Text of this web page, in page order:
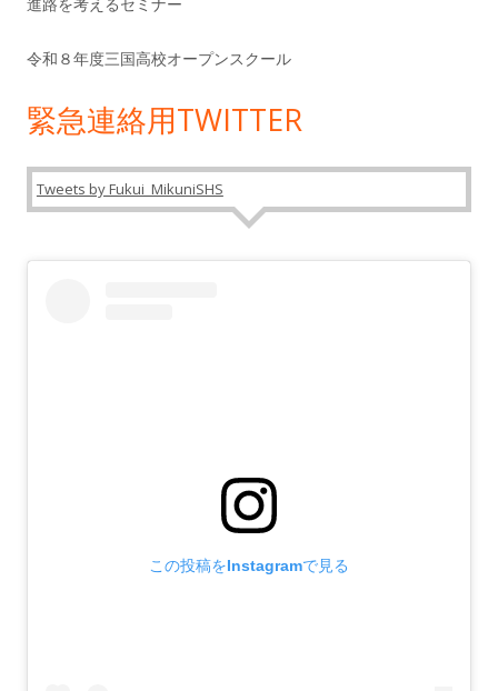
令和８年度三国高校オープンスクール
緊急連絡用TWITTER
Tweets by Fukui_MikuniSHS
この投稿をInstagramで見る